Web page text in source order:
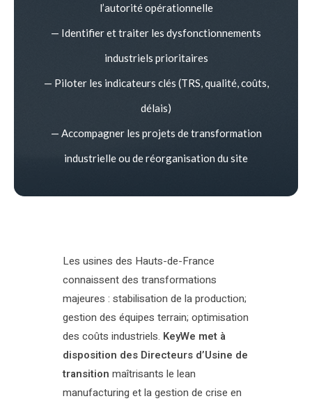
l’autorité opérationnelle
— Identifier et traiter les dysfonctionnements
industriels prioritaires
— Piloter les indicateurs clés (TRS, qualité, coûts,
délais)
— Accompagner les projets de transformation
industrielle ou de réorganisation du site
Les usines des Hauts-de-France
connaissent des transformations
majeures : stabilisation de la production;
gestion des équipes terrain; optimisation
des coûts industriels. KeyWe met à
disposition des Directeurs d’Usine de
transition maîtrisants le lean
manufacturing et la gestion de crise en